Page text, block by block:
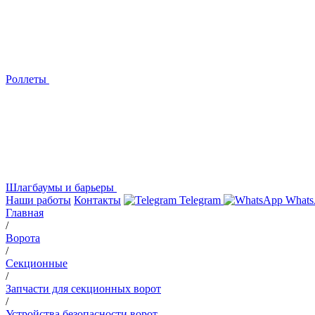
Роллеты
Шлагбаумы и барьеры
Наши работы Контакты Telegram
Главная
/
Ворота
/
Секционные
/
Запчасти для секционных ворот
/